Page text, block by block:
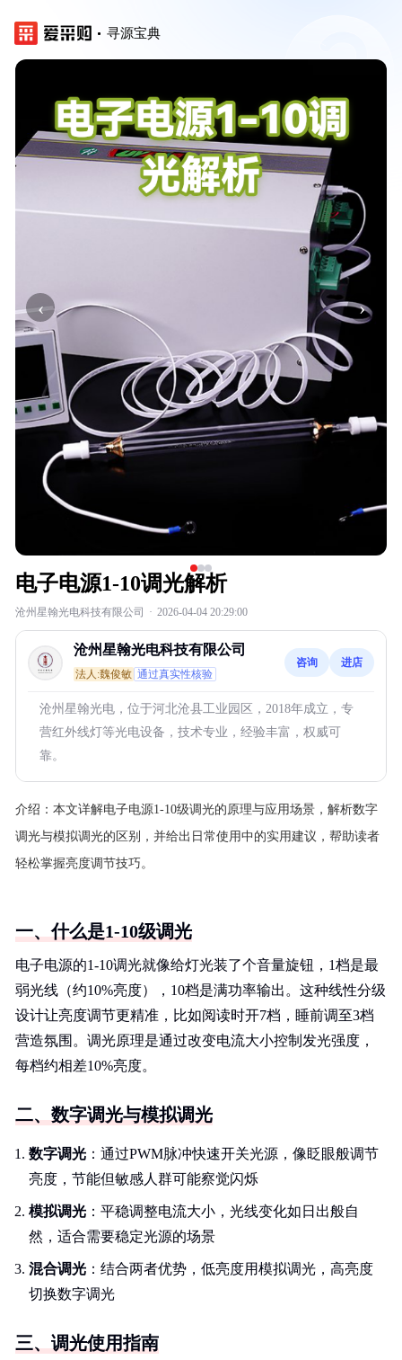
寻源宝典
‹ ›
电子电源1-10调光解析
沧州星翰光电科技有限公司 · 2026-04-04 20:29:00
沧州星翰光电科技有限公司
法人:魏俊敏 通过真实性核验
咨询 进店
沧州星翰光电，位于河北沧县工业园区，2018年成立，专
营红外线灯等光电设备，技术专业，经验丰富，权威可
靠。
介绍： 本文详解电子电源1-10级调光的原理与应用场景，解析数字
调光与模拟调光的区别，并给出日常使用中的实用建议，帮助读者
轻松掌握亮度调节技巧。
一、什么是1-10级调光
电子电源的1-10调光就像给灯光装了个音量旋钮，1档是最
弱光线（约10%亮度），10档是满功率输出。这种线性分级
设计让亮度调节更精准，比如阅读时开7档，睡前调至3档
营造氛围。调光原理是通过改变电流大小控制发光强度，
每档约相差10%亮度。
二、数字调光与模拟调光
数字调光 ：通过PWM脉冲快速开关光源，像眨眼般调节
亮度，节能但敏感人群可能察觉闪烁
模拟调光 ：平稳调整电流大小，光线变化如日出般自
然，适合需要稳定光源的场景
混合调光 ：结合两者优势，低亮度用模拟调光，高亮度
切换数字调光
三、调光使用指南